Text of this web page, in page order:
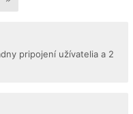
pripojení užívatelia a 2